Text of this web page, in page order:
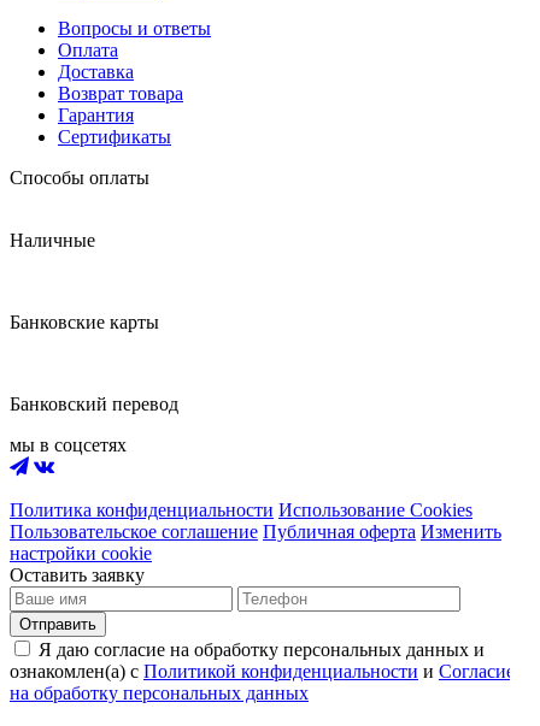
Вопросы и ответы
Оплата
Доставка
Возврат товара
Гарантия
Сертификаты
Способы оплаты
Наличные
Банковские карты
Банковский перевод
мы в соцсетях
Политика конфиденциальности Использование Cookies
Пользовательское соглашение Публичная оферта Изменить
настройки cookie
Оставить заявку
Отправить
Я даю согласие на обработку персональных данных и
ознакомлен(а) с Политикой конфиденциальности и Согласием
на обработку персональных данных